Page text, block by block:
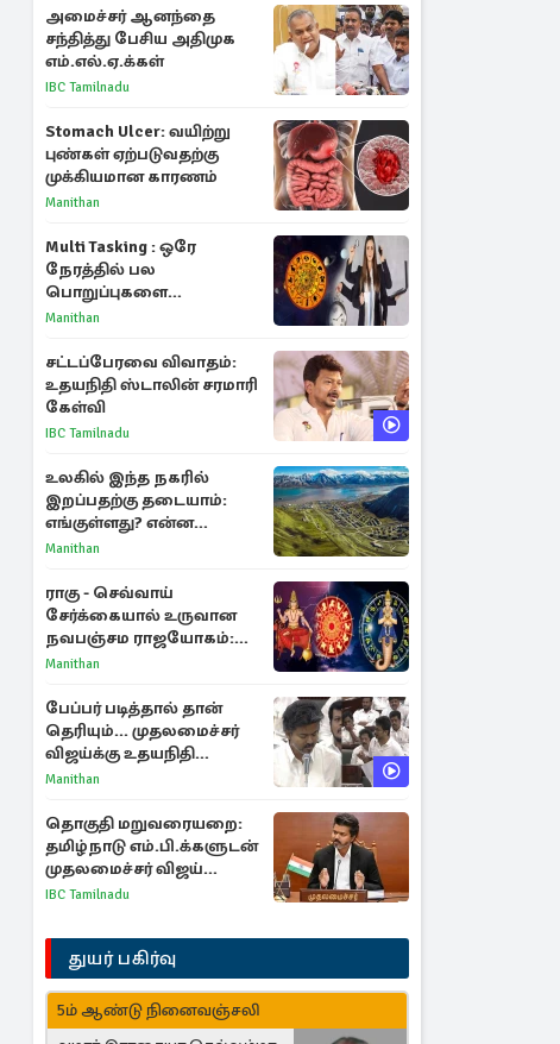
அமைச்சர் ஆனந்தை
சந்தித்து பேசிய அதிமுக
எம்.எல்.ஏ.க்கள்
IBC Tamilnadu
Stomach Ulcer: வயிற்று
புண்கள் ஏற்படுவதற்கு
முக்கியமான காரணம்
Manithan
Multi Tasking : ஒரே
நேரத்தில் பல
பொறுப்புகளை
கையாளும் டாப் 3 ராசிகள்!
Manithan
சட்டப்பேரவை விவாதம்:
உதயநிதி ஸ்டாலின் சரமாரி
கேள்வி
IBC Tamilnadu
உலகில் இந்த நகரில்
இறப்பதற்கு தடையாம்:
எங்குள்ளது? என்ன
காரணம் தெரியுமா?
Manithan
ராகு - செவ்வாய்
சேர்க்கையால் உருவான
நவபஞ்சம ராஜயோகம்:
அதிர்ஷ்டம் பெறும் 3
Manithan
பேப்பர் படித்தால் தான்
தெரியும்... முதலமைச்சர்
விஜய்க்கு உதயநிதி
ஸ்டாலின் பதிலடி
Manithan
தொகுதி மறுவரையறை:
தமிழ்நாடு எம்.பி.க்களுடன்
முதலமைச்சர் விஜய்
ஆலோசனை
IBC Tamilnadu
துயர் பகிர்வு
5ம் ஆண்டு நினைவஞ்சலி